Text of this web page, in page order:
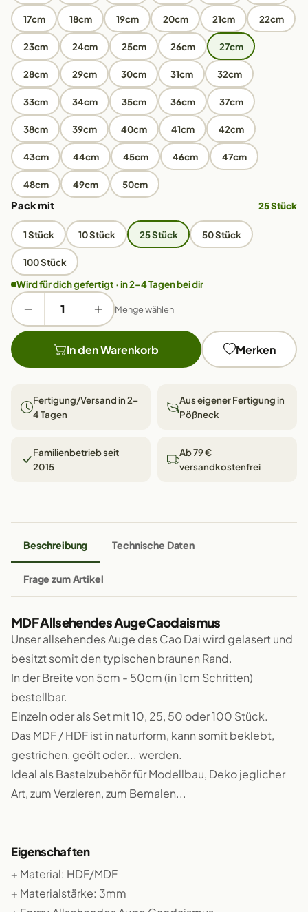
17cm 18cm 19cm 20cm 21cm 22cm
23cm 24cm 25cm 26cm 27cm
28cm 29cm 30cm 31cm 32cm
33cm 34cm 35cm 36cm 37cm
38cm 39cm 40cm 41cm 42cm
43cm 44cm 45cm 46cm 47cm
48cm 49cm 50cm
Pack mit 25 Stück
1 Stück 10 Stück 25 Stück 50 Stück
100 Stück
Wird für dich gefertigt · in 2–4 Tagen bei dir
Menge wählen
In den Warenkorb Merken
Fertigung/Versand in 2–
4 Tagen
Aus eigener Fertigung in
Pößneck
Familienbetrieb seit
2015
Ab 79 €
versandkostenfrei
Beschreibung Technische Daten
Frage zum Artikel
MDF Allsehendes Auge Caodaismus
Unser allsehendes Auge des Cao Dai wird gelasert und
besitzt somit den typischen braunen Rand.
In der Breite von 5cm - 50cm (in 1cm Schritten)
bestellbar.
Einzeln oder als Set mit 10, 25, 50 oder 100 Stück.
Das MDF / HDF ist in naturform, kann somit beklebt,
gestrichen, geölt oder... werden.
Ideal als Bastelzubehör für Modellbau, Deko jeglicher
Art, zum Verzieren, zum Bemalen...
Eigenschaften
+ Material: HDF/MDF
+ Materialstärke: 3mm